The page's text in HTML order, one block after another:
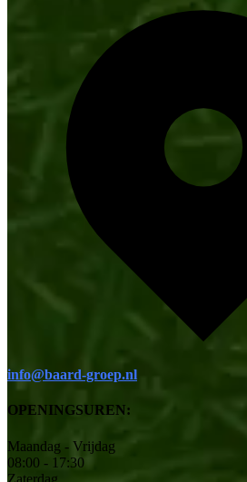
info@baard-groep.nl
OPENINGSUREN:
Maandag - Vrijdag
08:00 - 17:30
Zaterdag